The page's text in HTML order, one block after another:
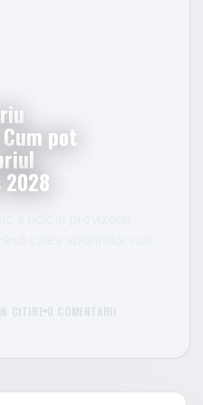
pot
2028
CITIRE 0 COMENTARII